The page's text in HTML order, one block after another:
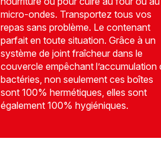
micro-ondes. Transportez tous vos
repas sans problème. Le contenant
parfait en toute situation. Grâce à un
système de joint fraîcheur dans le
couvercle empêchant l’accumulation
bactéries, non seulement ces boîtes
sont 100% hermétiques, elles sont
également 100% hygiéniques.